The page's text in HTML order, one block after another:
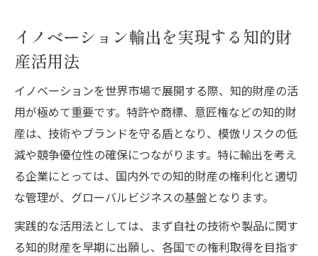
イノベーション輸出を実現する知的財
産活用法
イノベーションを世界市場で展開する際、知的財産の活
用が極めて重要です。特許や商標、意匠権などの知的財
産は、技術やブランドを守る盾となり、模倣リスクの低
減や競争優位性の確保につながります。特に輸出を考え
る企業にとっては、国内外での知的財産の権利化と適切
な管理が、グローバルビジネスの基盤となります。
実践的な活用法としては、まず自社の技術や製品に関す
る知的財産を早期に出願し、各国での権利取得を目指す